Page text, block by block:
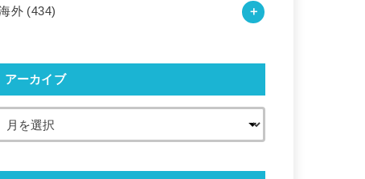
外 (434)
アーカイブ